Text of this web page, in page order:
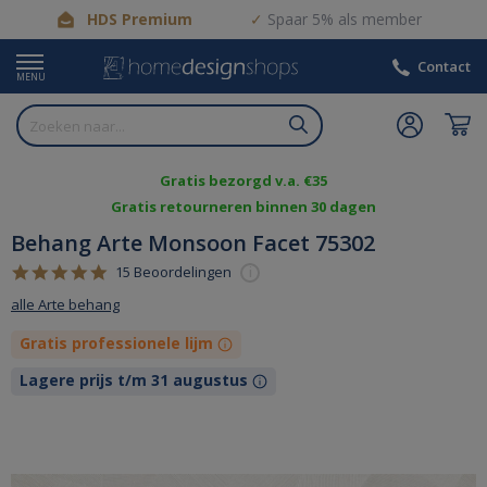
HDS Premium Spaar 5% als member
MENU
Contact
Gratis bezorgd v.a. €35
Gratis retourneren binnen 30 dagen
Behang Arte Monsoon Facet 75302
4.9
rating
15 Beoordelingen
alle Arte behang
Gratis professionele lijm
Lagere prijs t/m 31 augustus